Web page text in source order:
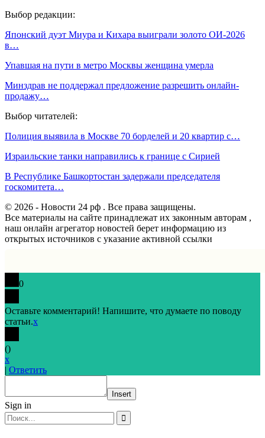
Выбор редакции:
Японский дуэт Миура и Кихара выиграли золото ОИ-2026
в…
Упавшая на пути в метро Москвы женщина умерла
Минздрав не поддержал предложение разрешить онлайн-
продажу…
Выбор читателей:
Полиция выявила в Москве 70 борделей и 20 квартир с…
Израильские танки направились к границе с Сирией
В Республике Башкортостан задержали председателя
госкомитета…
© 2026 - Новости 24 рф . Все права защищены.
Все материалы на сайте принадлежат их законным авторам ,
наш онлайн агрегатор новостей берет информацию из
открытых источников с указание активной ссылки
0
Оставьте комментарий! Напишите, что думаете по поводу
статьи.x
()
x
| Ответить
Insert
Sign in